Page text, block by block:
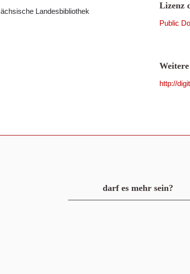
Landesbibliothek
Lizenz
Public
http://
darf es mehr sein?